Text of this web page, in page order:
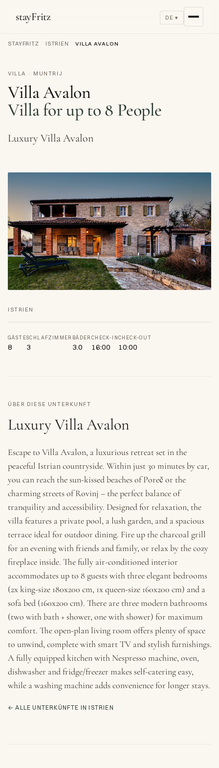
stayFritz DE ▾
STAYFRITZ ISTRIEN VILLA AVALON
VILLA · MUNTRIJ
Villa Avalon
Villa for up to 8 People
Luxury Villa Avalon
Alle 19 Fotos →
ISTRIEN
GÄSTE
8
SCHLAFZIMMER
3
BÄDER
3.0
CHECK-IN
16:00
CHECK-OUT
10:00
ÜBER DIESE UNTERKUNFT
Luxury Villa Avalon
Escape to Villa Avalon, a luxurious retreat set in the
peaceful Istrian countryside. Within just 30 minutes by car,
you can reach the sun-kissed beaches of Poreč or the
charming streets of Rovinj – the perfect balance of
tranquility and accessibility. Designed for relaxation, the
villa features a private pool, a lush garden, and a spacious
terrace ideal for outdoor dining. Fire up the charcoal grill
for an evening with friends and family, or relax by the cozy
fireplace inside. The fully air-conditioned interior
accommodates up to 8 guests with three elegant bedrooms
(2x king-size 180x200 cm, 1x queen-size 160x200 cm) and a
sofa bed (160x200 cm). There are three modern bathrooms
(two with bath + shower, one with shower) for maximum
comfort. The open-plan living room offers plenty of space
to unwind, complete with smart TV and stylish furnishings.
A fully equipped kitchen with Nespresso machine, oven,
dishwasher and fridge/freezer makes self-catering easy,
while a washing machine adds convenience for longer stays.
← ALLE UNTERKÜNFTE IN ISTRIEN